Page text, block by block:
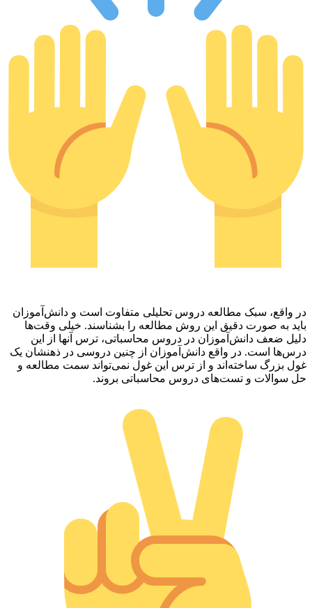
در واقع، سبک مطالعه دروس تحلیلی متفاوت است و دانش‌آموزان
باید به صورت دقیق این روش مطالعه را بشناسند. خیلی وقت‌ها
دلیل ضعف دانش‌آموزان در دروس محاسباتی، ترس آنها از این
درس‌ها است. در واقع دانش‌آموزان از چنین دروسی در ذهنشان یک
غول بزرگ ساخته‌اند و از ترس این غول نمی‌تواند سمت مطالعه و
حل سوالات و تست‌های دروس محاسباتی بروند.